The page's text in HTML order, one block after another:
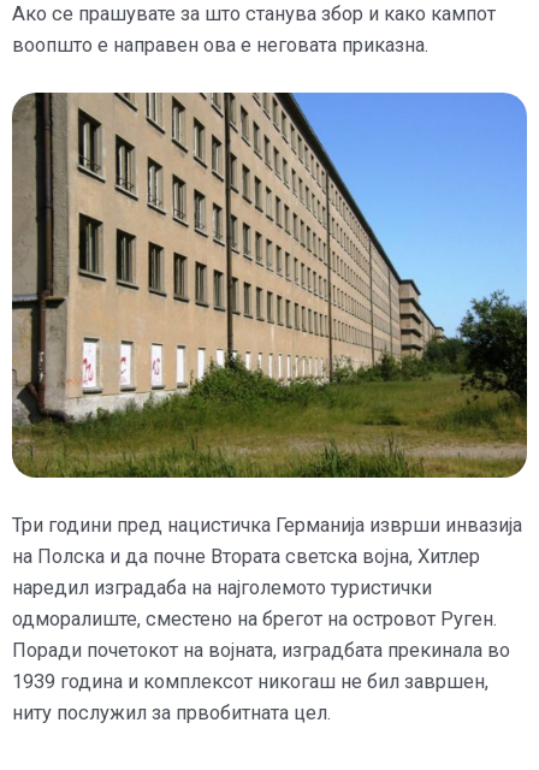
Ако се прашувате за што станува збор и како кампот
воопшто е направен ова е неговата приказна.
Три години пред нацистичка Германија изврши инвазија
на Полска и да почне Втората светска војна, Хитлер
наредил изградаба на најголемото туристички
одморалиште, сместено на брегот на островот Руген.
Поради почетокот на војната, изградбата прекинала во
1939 година и комплексот никогаш не бил завршен,
ниту послужил за првобитната цел.